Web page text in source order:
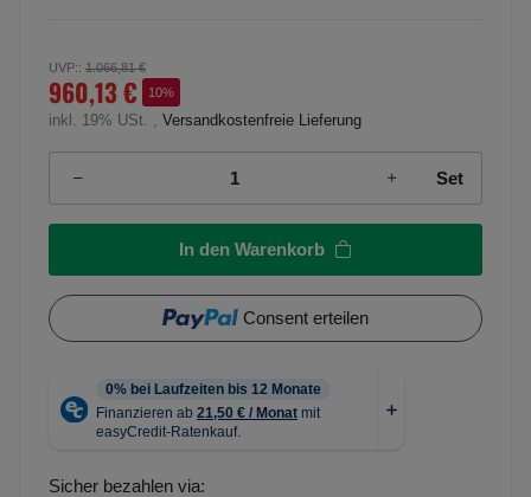
UVP:: 1.066,81 €
960,13 € 10%
inkl. 19% USt. , Versandkostenfreie Lieferung
Set
In den Warenkorb
Consent erteilen
Sicher bezahlen via: